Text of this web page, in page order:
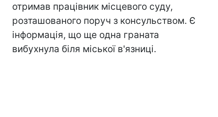
отримав працівник місцевого суду,
розташованого поруч з консульством. Є
інформація, що ще одна граната
вибухнула біля міської в'язниці.